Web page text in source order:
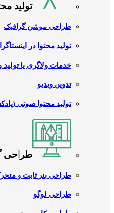
تولید
طراحی موشن گرافیک
تولید محتوا در
خدمات ولاگری یا تولید
تدوین ویدیو
تولید محتوا صوتی
طراحی
طراحی بنر ثابت و
طراحی لوگو